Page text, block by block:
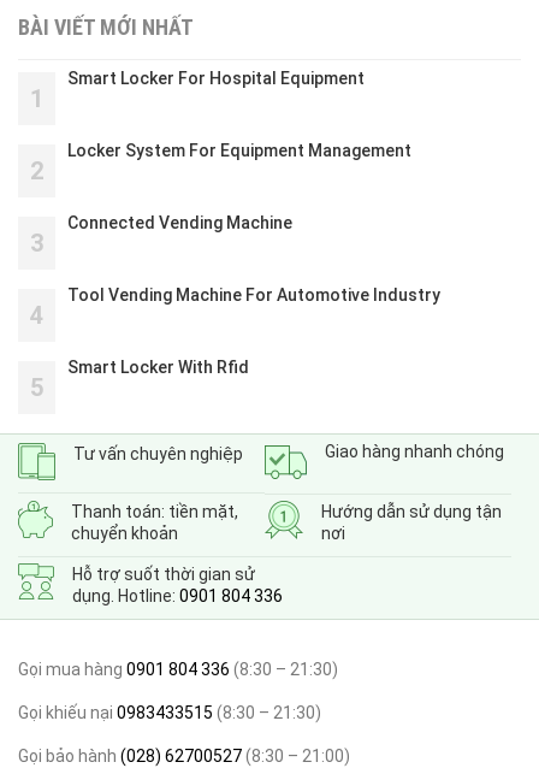
BÀI VIẾT MỚI NHẤT
1
Smart Locker For Hospital Equipment
2
Locker System For Equipment Management
3
Connected Vending Machine
4
Tool Vending Machine For Automotive Industry
5
Smart Locker With Rfid
Tư vấn chuyên nghiệp Giao hàng nhanh chóng
Thanh toán: tiền mặt,
chuyển khoản
Hướng dẫn sử dụng tận
nơi
Hỗ trợ suốt thời gian sử
dụng. Hotline: 0901 804 336
Gọi mua hàng 0901 804 336 (8:30 – 21:30)
Gọi khiếu nại 0983433515 (8:30 – 21:30)
Gọi bảo hành (028) 62700527(8:30 – 21:00)